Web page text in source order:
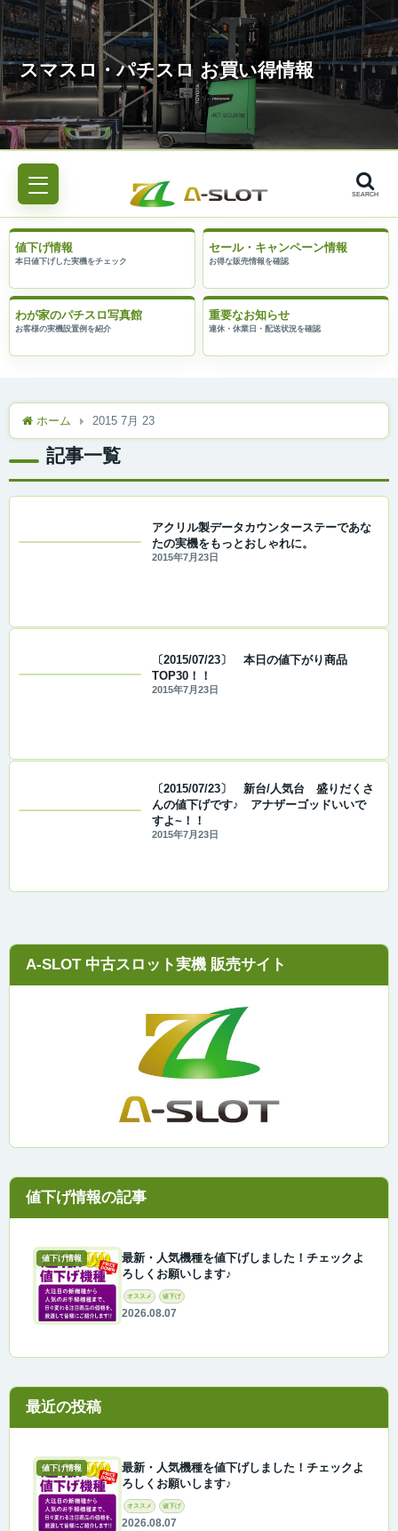
SEARCH
値下げ情報 セール・キャンペーン情報
わが家のパチスロ写真館 重要なお知らせ
ホーム 2015 7月 23
記事一覧
アクリル製データカウンターステーであな
たの実機をもっとおしゃれに。
2015年7月23日
〔2015/07/23〕 本日の値下がり商品
TOP30！！
2015年7月23日
〔2015/07/23〕 新台/人気台 盛りだくさ
んの値下げです♪ アナザーゴッドいいで
すよ~！！
2015年7月23日
A-SLOT 中古スロット実機 販売サイト
値下げ情報
最新・人気機種を値下げしました！チェックよ
ろしくお願いします♪
オススメ 値下げ
2026.08.07
最近の投稿
値下げ情報
最新・人気機種を値下げしました！チェックよ
ろしくお願いします♪
オススメ 値下げ
2026.08.07